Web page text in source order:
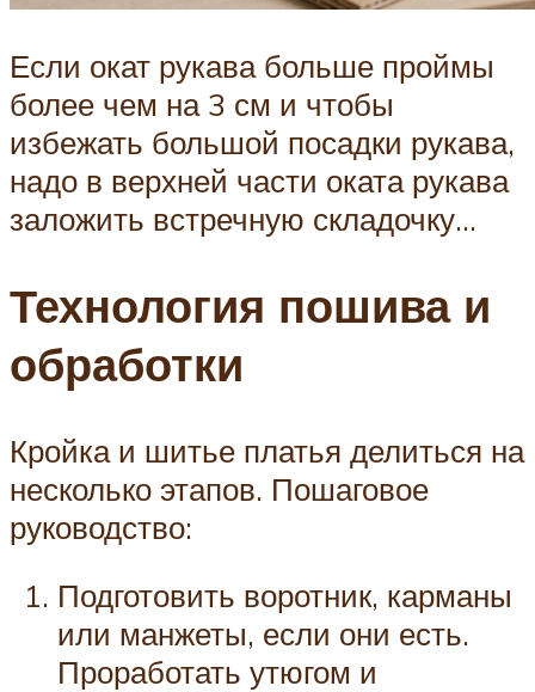
Если окат рукава больше проймы
более чем на 3 см и чтобы
избежать большой посадки рукава,
надо в верхней части оката рукава
заложить встречную складочку…
Технология пошива и
обработки
Кройка и шитье платья делиться на
несколько этапов. Пошаговое
руководство:
Подготовить воротник, карманы
или манжеты, если они есть.
Проработать утюгом и